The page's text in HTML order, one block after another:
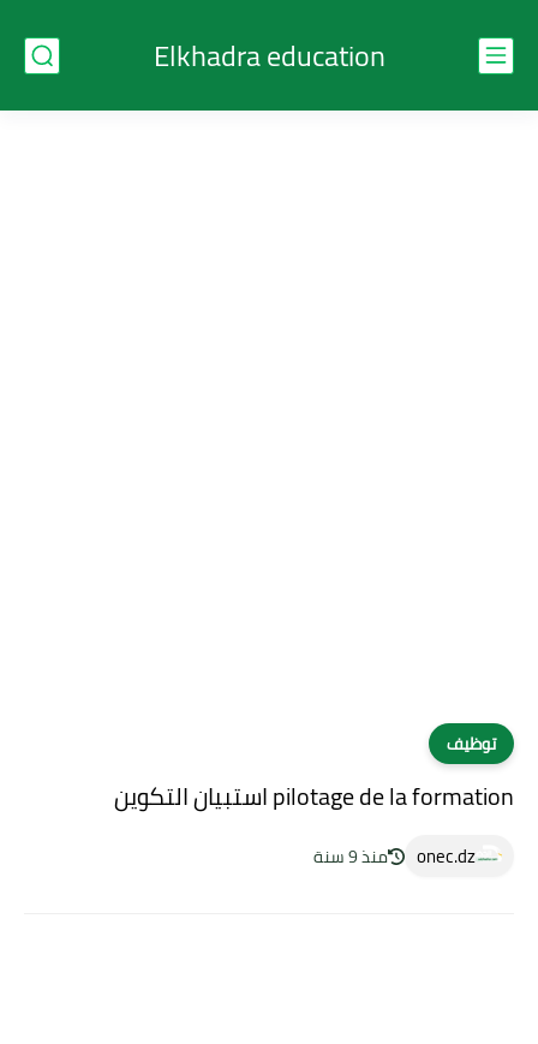
Elkhadra education
توظيف
pilotage de la formation استبيان التكوين
onec.dz منذ 9 سنة